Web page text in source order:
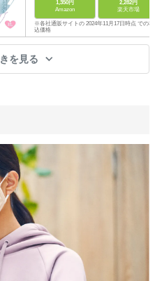
1,350円
Amazon
2,282円
楽天市場
※各社通販サイトの 2024年11月17日時点 での税
込価格
を見る